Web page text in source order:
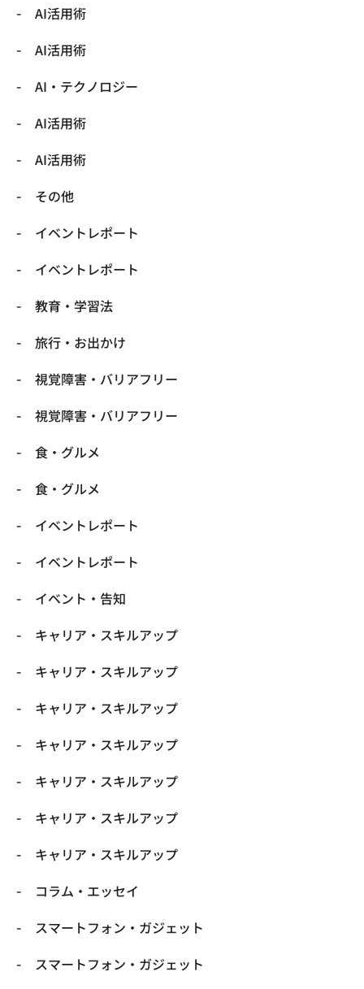
AI活用術
AI活用術
​AI・テクノロジー
​AI活用術
​AI活用術
​その他
​イベントレポート
​イベントレポート
​教育・学習法
​旅行・お出かけ
​視覚障害・バリアフリー
​視覚障害・バリアフリー
​食・グルメ
​食・グルメ
イベントレポート
イベントレポート
イベント・告知
キャリア・スキルアップ
キャリア・スキルアップ
キャリア・スキルアップ
キャリア・スキルアップ
キャリア・スキルアップ
キャリア・スキルアップ
キャリア・スキルアップ
コラム・エッセイ
スマートフォン・ガジェット
スマートフォン・ガジェット